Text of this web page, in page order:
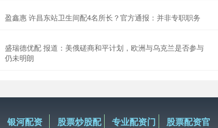
盈鑫惠 许昌东站卫生间配4名所长？官方通报：并非专职职务
盛瑞德优配 报道：美俄磋商和平计划，欧洲与乌克兰是否参与
仍未明朗
银河配资 股票炒股配 专业配资门 股票配资官